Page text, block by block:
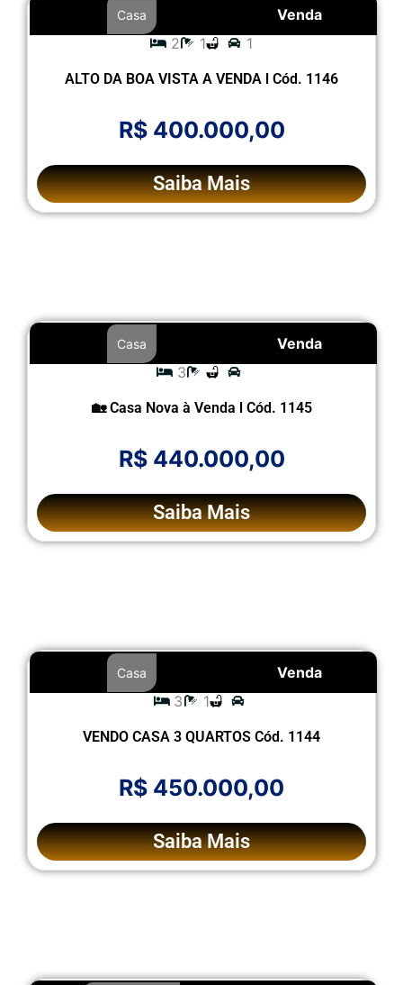
Venda
Casa
2 1 1
ALTO DA BOA VISTA A VENDA l Cód. 1146
R$ 400.000,00
Saiba Mais
Venda
Casa
3
🏡 Casa Nova à Venda l Cód. 1145
R$ 440.000,00
Saiba Mais
Venda
Casa
3 1
VENDO CASA 3 QUARTOS Cód. 1144
R$ 450.000,00
Saiba Mais